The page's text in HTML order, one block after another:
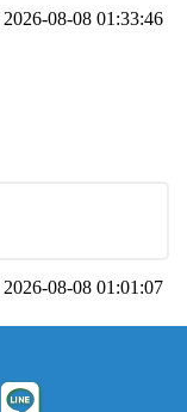
2026-08-08 01:33:46
2026-08-08 01:01:07